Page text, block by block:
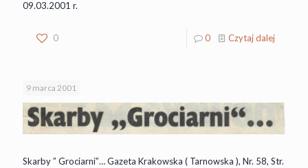
09.03.2001 r.
0 0 Czytaj dalej
9 marca 2001
Skarby ” Grociarni”… Gazeta Krakowska ( Tarnowska ), Nr. 58, Str.